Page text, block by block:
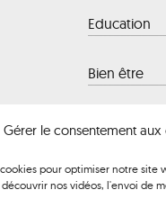
Gérer le consentement aux
pour optimiser notre site
nos vidéos, l'envoi de
Education
Bien être
Hôtellerie
Transport